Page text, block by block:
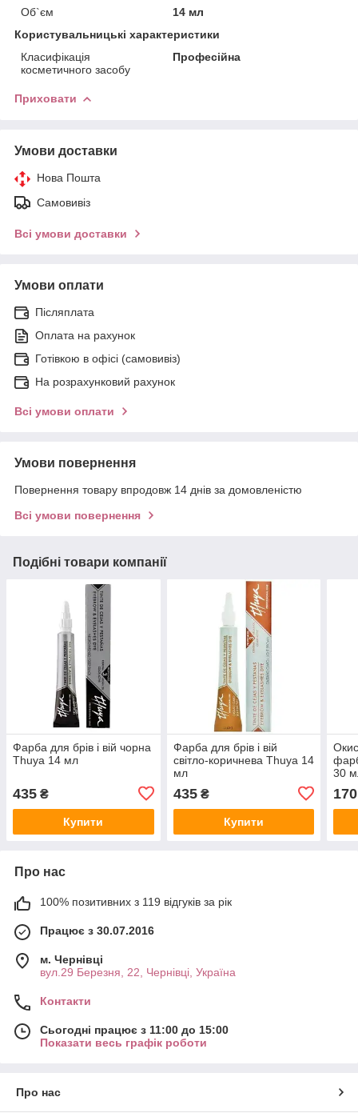
Об`єм
14 мл
Користувальницькі характеристики
Класифікація
косметичного засобу
Професійна
Приховати
Умови доставки
Нова Пошта
Самовивіз
Всі умови доставки
Умови оплати
Післяплата
Оплата на рахунок
Готівкою в офісі (самовивіз)
На розрахунковий рахунок
Всі умови оплати
Умови повернення
Повернення товару впродовж 14 днів за домовленістю
Всі умови повернення
Подібні товари компанії
Фарба для брів і вій чорна
Thuya 14 мл
435 ₴
Купити
Фарба для брів і вій
світло-коричнева Thuya 14
мл
435₴
Купити
30
170
Про нас
100% позитивних з 119 відгуків за рік
Працює з 30.07.2016
м. Чернівці
вул.29 Березня, 22, Чернівці, Україна
Контакти
Сьогодні працює з 11:00 до 15:00
Показати весь графік роботи
Про нас